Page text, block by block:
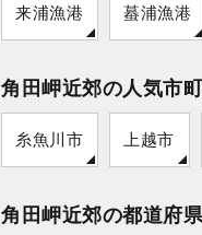
来浦漁港 蟇浦漁港
角田岬近郊の人気市
糸魚川市 上越市
角田岬近郊の都道府県